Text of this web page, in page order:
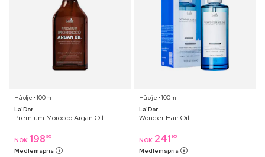
Hårolje ⋅ 100 ml
La'Dor
Premium Morocco Argan Oil
NOK 198 95
Medlemspris
Hårolje ⋅ 100 ml
La'Dor
Wonder Hair Oil
NOK 241 95
Medlemspris